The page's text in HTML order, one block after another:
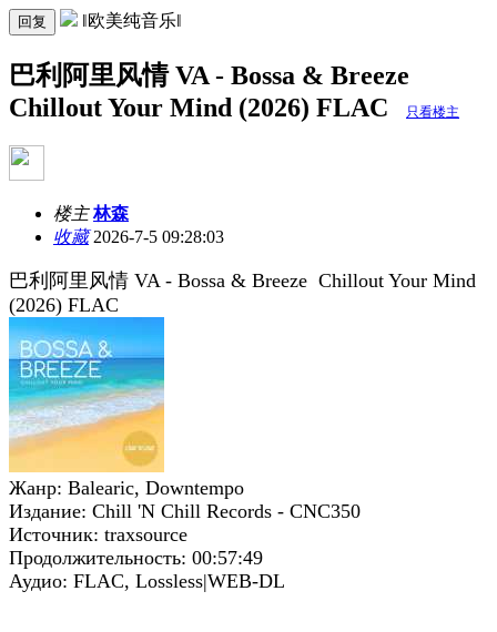
回复 ‖欧美纯音乐‖
巴利阿里风情 VA - Bossa & Breeze
Chillout Your Mind (2026) FLAC
只看楼主
楼主 林森
收藏2026-7-5 09:28:03
巴利阿里风情 VA - Bossa & Breeze Chillout Your Mind
(2026) FLAC
Жанр: Balearic, Downtempo
Издание: Chill 'N Chill Records - CNC350
Источник: traxsource
Продолжительность: 00:57:49
Аудио: FLAC, Lossless|WEB-DL